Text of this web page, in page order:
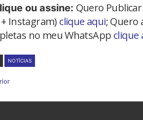
ou assine: Quero
Instagram) clique aqui; Quero
no meu WhatsApp clique
NOTÍCIAS